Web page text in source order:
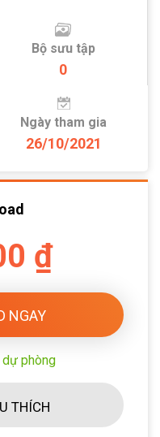
Bộ sưu tập
0
Ngày tham gia
26/10/2021
₫
NGAY
phòng
THÍCH